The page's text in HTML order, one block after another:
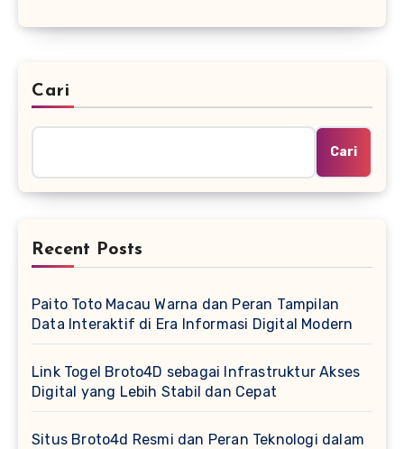
Cari
Cari
Recent Posts
Paito Toto Macau Warna dan Peran Tampilan
Data Interaktif di Era Informasi Digital Modern
Link Togel Broto4D sebagai Infrastruktur Akses
Digital yang Lebih Stabil dan Cepat
Situs Broto4d Resmi dan Peran Teknologi dalam